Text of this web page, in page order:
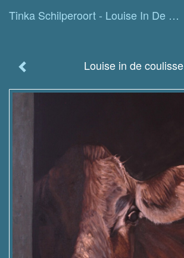
Tinka Schilperoort - Louise In De Coulisse
Louise in de coulisse